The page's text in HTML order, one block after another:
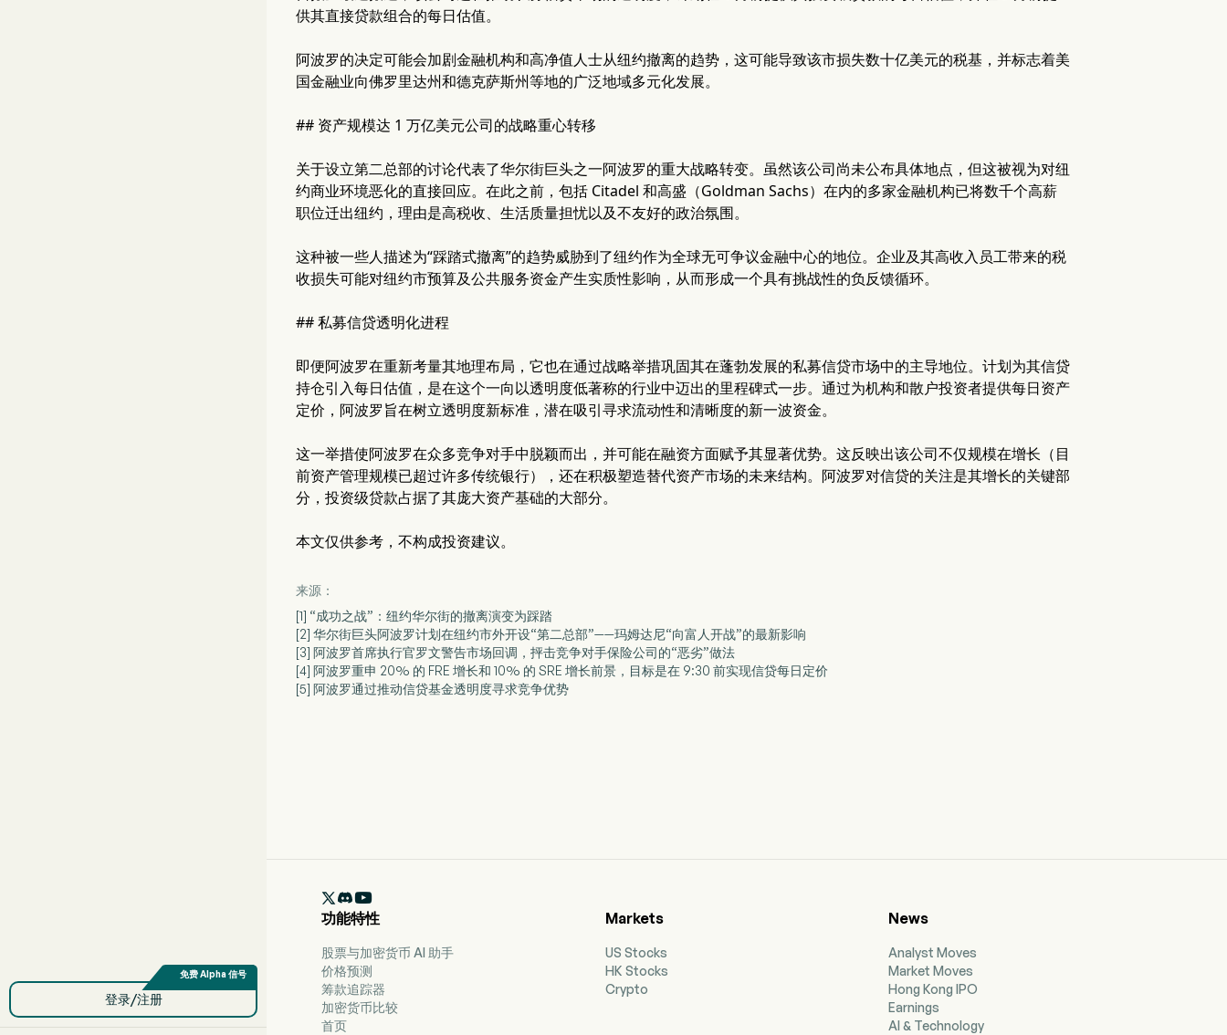
登录/注册
供其直接贷款组合的每日估值。
阿波罗的决定可能会加剧金融机构和高净值人士从纽约撤离的趋势，这可能导致该市损失数十亿美元的税基，并标志着美
国金融业向佛罗里达州和德克萨斯州等地的广泛地域多元化发展。
## 资产规模达 1 万亿美元公司的战略重心转移
关于设立第二总部的讨论代表了华尔街巨头之一阿波罗的重大战略转变。虽然该公司尚未公布具体地点，但这被视为对纽
约商业环境恶化的直接回应。在此之前，包括 Citadel 和高盛（Goldman Sachs）在内的多家金融机构已将数千个高薪
职位迁出纽约，理由是高税收、生活质量担忧以及不友好的政治氛围。
这种被一些人描述为“踩踏式撤离”的趋势威胁到了纽约作为全球无可争议金融中心的地位。企业及其高收入员工带来的税
收损失可能对纽约市预算及公共服务资金产生实质性影响，从而形成一个具有挑战性的负反馈循环。
## 私募信贷透明化进程
即便阿波罗在重新考量其地理布局，它也在通过战略举措巩固其在蓬勃发展的私募信贷市场中的主导地位。计划为其信贷
持仓引入每日估值，是在这个一向以透明度低著称的行业中迈出的里程碑式一步。通过为机构和散户投资者提供每日资产
定价，阿波罗旨在树立透明度新标准，潜在吸引寻求流动性和清晰度的新一波资金。
这一举措使阿波罗在众多竞争对手中脱颖而出，并可能在融资方面赋予其显著优势。这反映出该公司不仅规模在增长（目
前资产管理规模已超过许多传统银行），还在积极塑造替代资产市场的未来结构。阿波罗对信贷的关注是其增长的关键部
分，投资级贷款占据了其庞大资产基础的大部分。
本文仅供参考，不构成投资建议。
来源：
[1] “成功之战”：纽约华尔街的撤离演变为踩踏
[2] 华尔街巨头阿波罗计划在纽约市外开设“第二总部”——玛姆达尼“向富人开战”的最新影响
[3] 阿波罗首席执行官罗文警告市场回调，抨击竞争对手保险公司的“恶劣”做法
[4] 阿波罗重申 20% 的 FRE 增长和 10% 的 SRE 增长前景，目标是在 9:30 前实现信贷每日定价
[5] 阿波罗通过推动信贷基金透明度寻求竞争优势

功能特性
股票与加密货币 AI 助手
价格预测
筹款追踪器
加密货币比较
首页
Markets
US Stocks
HK Stocks
Crypto
News
Analyst Moves
Market Moves
Hong Kong IPO
Earnings
AI & Technology